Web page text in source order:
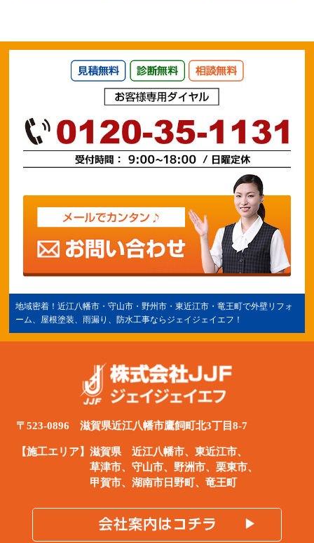
地域密着！近江八幡市 ・守山市・野州市・東近江市 ・竜王町で外壁リフォ
ーム、屋根塗装、雨漏り、防水工事ならジェイジェイエフ！
〒523-0896 滋賀県近江八幡市鷹飼町北3丁目8-7
【施工エリア】滋賀県近江八幡市、東近江市、
草津市、守山市、野洲市、栗東市、
甲賀市、湖南市日野町、竜王町